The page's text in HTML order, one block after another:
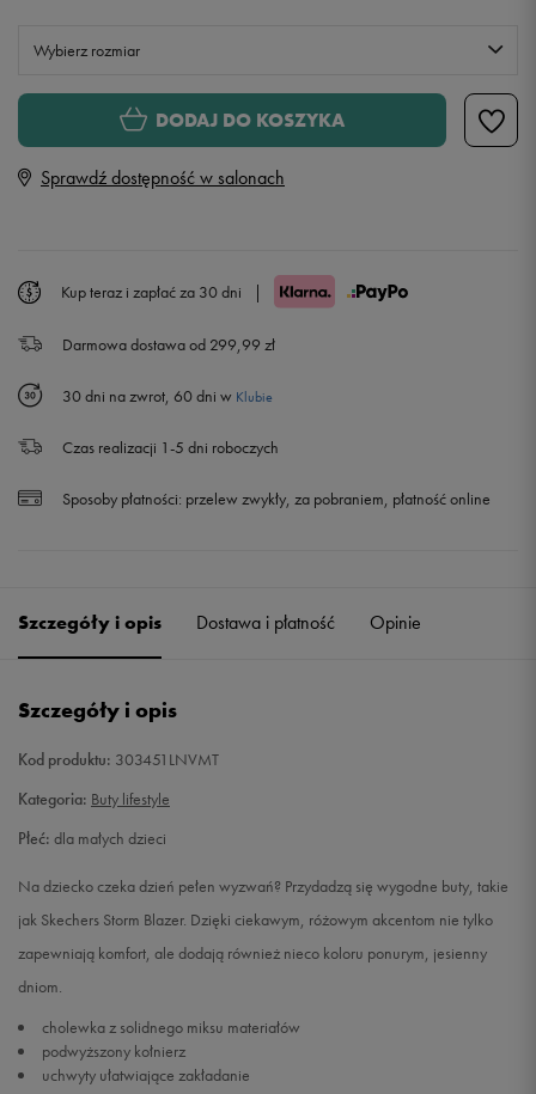
Wybierz rozmiar
Rozmiary EU Rozmiary US
17,5 cm
30 19 cm
31 19,5 cm
32 20 cm
DODAJ DO KOSZYKA
Sprawdź dostępność w salonach
Kup teraz i zapłać za 30 dni |
Darmowa dostawa od 299,99 zł
30 dni na zwrot, 60 dni w Klubie
Czas realizacji 1-5 dni roboczych
Sposoby płatności: przelew zwykły, za pobraniem, płatność online
Szczegóły i opis Dostawa i płatność Opinie
Szczegóły i opis
Kod produktu: 303451LNVMT
Kategoria: Buty lifestyle
Płeć: dla małych dzieci
Na dziecko czeka dzień pełen wyzwań? Przydadzą się wygodne buty, takie
jak Skechers Storm Blazer. Dzięki ciekawym, różowym akcentom nie tylko
zapewniają komfort, ale dodają również nieco koloru ponurym, jesienny
dniom.
cholewka z solidnego miksu materiałów
podwyższony kołnierz
uchwyty ułatwiające zakładanie